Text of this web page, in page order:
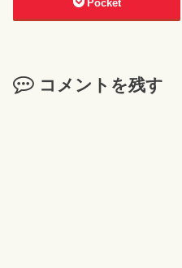
Pocket
コメントを残す